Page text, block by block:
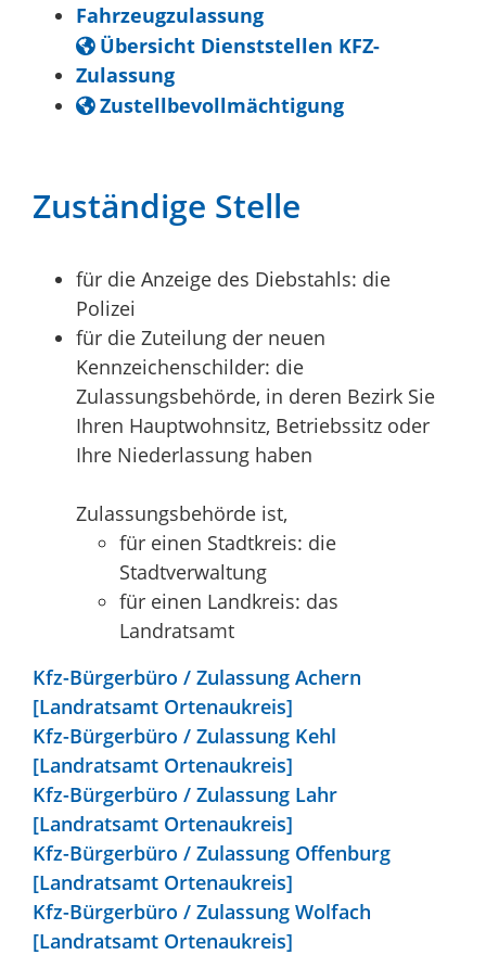
Fahrzeugzulassung
Übersicht Dienststellen KFZ-
Zulassung
Zustellbevollmächtigung
Zuständige Stelle
für die Anzeige des Diebstahls: die
Polizei
für die Zuteilung der neuen
Kennzeichenschilder: die
Zulassungsbehörde, in deren Bezirk Sie
Ihren Hauptwohnsitz, Betriebssitz oder
Ihre Niederlassung haben
Zulassungsbehörde ist,
für einen Stadtkreis: die
Stadtverwaltung
für einen Landkreis: das
Landratsamt
Kfz-Bürgerbüro / Zulassung Achern
[Landratsamt Ortenaukreis]
Kfz-Bürgerbüro / Zulassung Kehl
[Landratsamt Ortenaukreis]
Kfz-Bürgerbüro / Zulassung Lahr
[Landratsamt Ortenaukreis]
Kfz-Bürgerbüro / Zulassung Offenburg
[Landratsamt Ortenaukreis]
Kfz-Bürgerbüro / Zulassung Wolfach
[Landratsamt Ortenaukreis]